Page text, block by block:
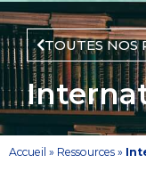
TOUTES NOS
Accueil » Ressources »